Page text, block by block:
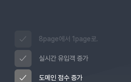
8page에서 1page로.
실시간 유입객 증가
도메인 점수 증가